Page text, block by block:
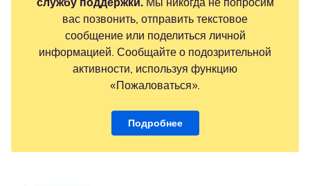
вас позвонить, отправить текстовое
сообщение или поделиться личной
информацией. Сообщайте о подозрительной
активности, используя функцию
«Пожаловаться».
Подробнее